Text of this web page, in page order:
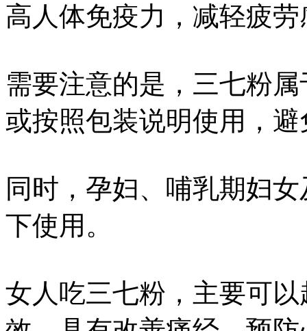
高人体免疫力，减轻疲
需要注意的是，三七粉
或按照包装说明使用，
同时，孕妇、哺乳期妇
下使用。
女人吃三七粉，主要可